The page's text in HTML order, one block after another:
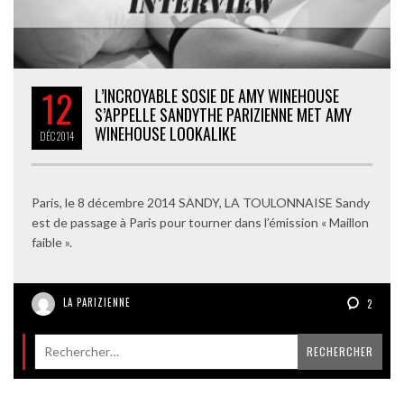
12
DÉC2014
L’INCROYABLE SOSIE DE AMY WINEHOUSE
S’APPELLE SANDYTHE PARIZIENNE MET AMY
WINEHOUSE LOOKALIKE
Paris, le 8 décembre 2014 SANDY, LA TOULONNAISE Sandy
est de passage à Paris pour tourner dans l’émission « Maillon
faible ».
LA PARIZIENNE 2